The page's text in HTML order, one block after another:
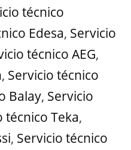
técnico
Edesa, Servicio
técnico AEG,
, Servicio técnico
Balay, Servicio
técnico Teka,
, Servicio técnico